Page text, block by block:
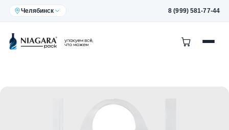
Челябинск 8 (999) 581-77-44